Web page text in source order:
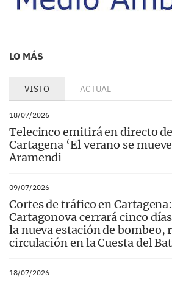
LO MÁS
VISTO ACTUAL
18/07/2026
Telecinco emitirá en directo
Cartagena ‘El verano se
Aramendi
09/07/2026
Cortes de tráfico en
Cartagonova cerrará cinco
la nueva estación de bombeo,
circulación en la Cuesta del
18/07/2026